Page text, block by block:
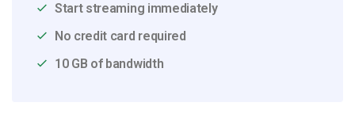
Start streaming immediately
No credit card required
10 GB of bandwidth